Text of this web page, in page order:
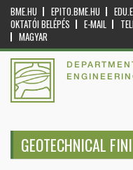
BME.HU EPITO.BME.HU
OKTATÓI BELÉPÉS
E-MAIL
MAGYAR
GEOTECHNICAL